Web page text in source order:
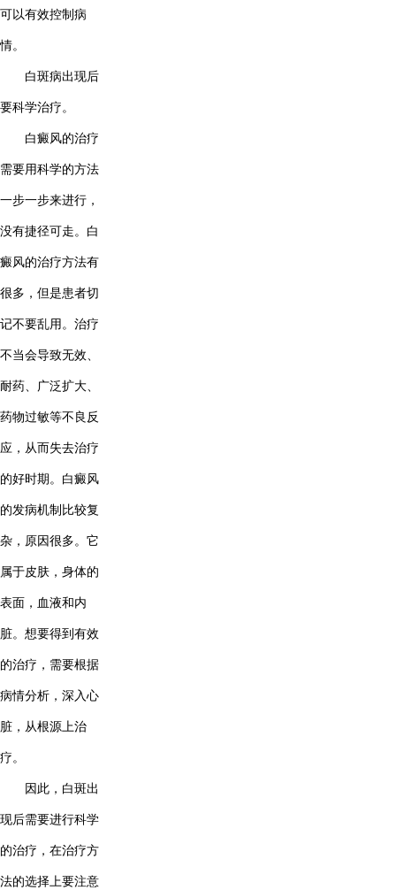
可以有效控制病
情。
白斑病出现后
要科学治疗。
白癜风的治疗
需要用科学的方法
一步一步来进行，
没有捷径可走。白
癜风的治疗方法有
很多，但是患者切
记不要乱用。治疗
不当会导致无效、
耐药、广泛扩大、
药物过敏等不良反
应，从而失去治疗
的好时期。白癜风
的发病机制比较复
杂，原因很多。它
属于皮肤，身体的
表面，血液和内
脏。想要得到有效
的治疗，需要根据
病情分析，深入心
脏，从根源上治
疗。
因此，白斑出
现后需要进行科学
的治疗，在治疗方
法的选择上要注意